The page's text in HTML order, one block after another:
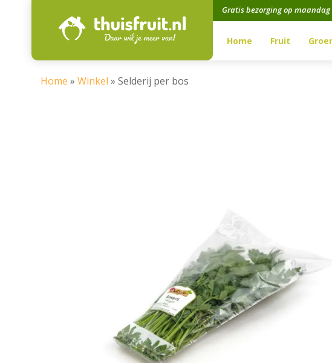
Gratis bezorging op
Home Fruit
Home » Winkel » Selderij per bos